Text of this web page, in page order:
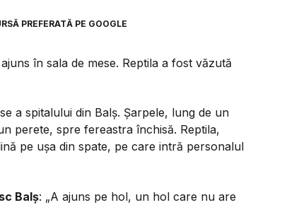
PREFERATĂ PE GOOGLE
în sala de mese. Reptila a fost văzută
a spitalului din Balș. Șarpele, lung de un
perete, spre fereastra închisă. Reptila,
pe ușa din spate, pe care intră personalul
Balș: „A ajuns pe hol, un hol care nu are